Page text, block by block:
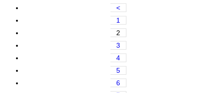
<
1
2
3
4
5
6